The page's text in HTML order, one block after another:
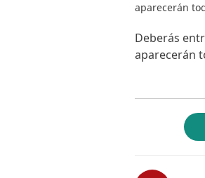
aparecerán
Deberás
aparecerán